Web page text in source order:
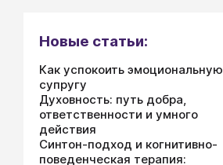
Новые статьи:
Как успокоить эмоциональную
супругу
Духовность: путь добра,
ответственности и умного
действия
Синтон-подход и когнитивно-
поведенческая терапия: